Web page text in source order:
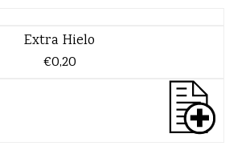
Extra Hielo
€0,20